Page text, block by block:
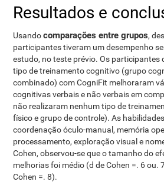
Resultados e
Usandocomparações entre grupos,
participantes tiveram um desempenho
estudo, no teste prévio. Os participantes
tipo de treinamento cognitivo (grupo
combinado) com CogniFit melhoraram
cognitivas verbais e não verbais em
não realizaram nenhum tipo de
físico e grupo de controle). As
coordenação óculo-manual, memória
processamento, exploração visual e
Cohen, observou-se que o tamanho do
melhorias foi médio (d de Cohen =. 6 ou.
Cohen =. 8).